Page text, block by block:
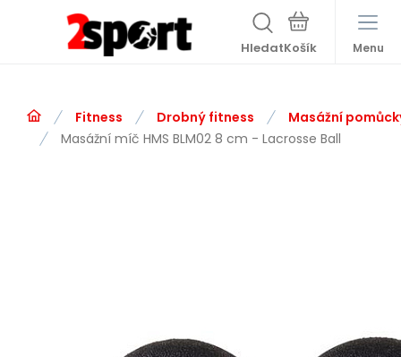
Hledat Menu
Fitness Drobný fitness
Masážní
Masážní míč HMS BLM02 8 cm - Lacrosse Ball